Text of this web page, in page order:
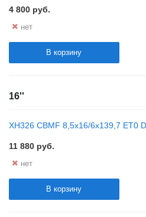
4 800 руб.
нет
В корзину
16''
XH326 CBMF 8,5x16/6x139,7 ET0
11 880 руб.
нет
В корзину